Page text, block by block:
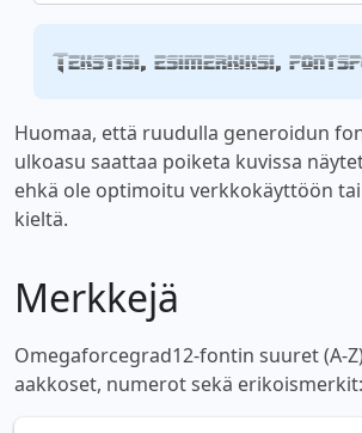
Tekstisi, esimerkiksi,
Huomaa, että ruudulla generoidun
ulkoasu saattaa poiketa kuvissa
ehkä ole optimoitu verkkokäyttöön
kieltä.
Merkkejä
Omegaforcegrad12-fontin suuret (A-
aakkoset, numerot sekä erikoismerkit: